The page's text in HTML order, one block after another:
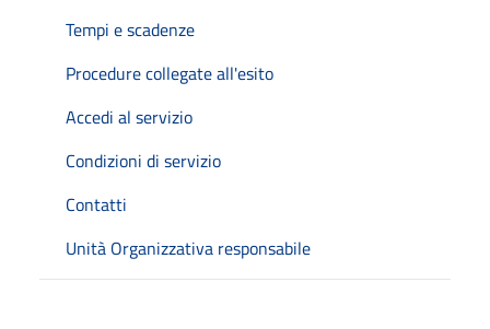
Tempi e scadenze
Procedure collegate all'esito
Accedi al servizio
Condizioni di servizio
Contatti
Unità Organizzativa responsabile